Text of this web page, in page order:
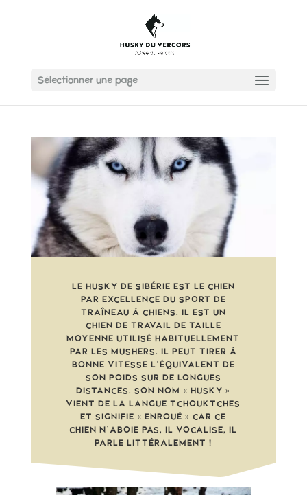
Sélectionner une page
LE HUSKY DE SIBÉRIE EST LE CHIEN
PAR EXCELLENCE DU SPORT DE
TRAÎNEAU À CHIENS. IL EST UN
CHIEN DE TRAVAIL DE TAILLE
MOYENNE UTILISÉ HABITUELLEMENT
PAR LES MUSHERS. IL PEUT TIRER À
BONNE VITESSE L’ÉQUIVALENT DE
SON POIDS SUR DE LONGUES
DISTANCES. SON NOM « HUSKY »
VIENT DE LA LANGUE TCHOUKTCHES
ET SIGNIFIE « ENROUÉ » CAR CE
CHIEN N’ABOIE PAS, IL VOCALISE, IL
PARLE LITTÉRALEMENT !